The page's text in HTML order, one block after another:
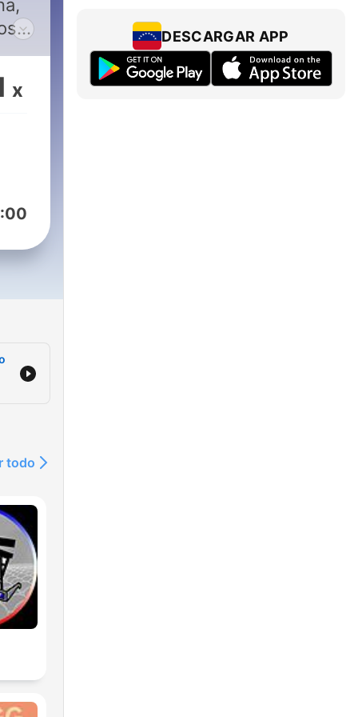
x
todo
DESCARGAR APP